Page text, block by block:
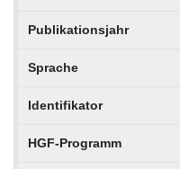
Publikationsjahr
Sprache
Identifikator
HGF-Programm